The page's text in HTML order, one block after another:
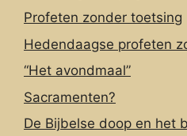
Profeten zonder toetsing
Hedendaagse profeten
“Het avondmaal”
Sacramenten?
De Bijbelse doop en het